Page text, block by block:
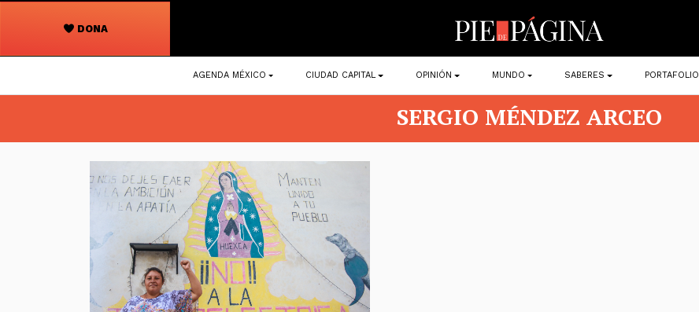
DONA
Navegación
principal
AGENDA MÉXICO CIUDAD CAPITAL OPINIÓN MUNDO SABERES PORTAFOLIO
SERGIO MÉNDEZ ARCEO